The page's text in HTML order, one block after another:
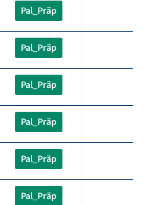
Pal_Präp
Pal_Präp
Pal_Präp
Pal_Präp
Pal_Präp
Pal_Präp